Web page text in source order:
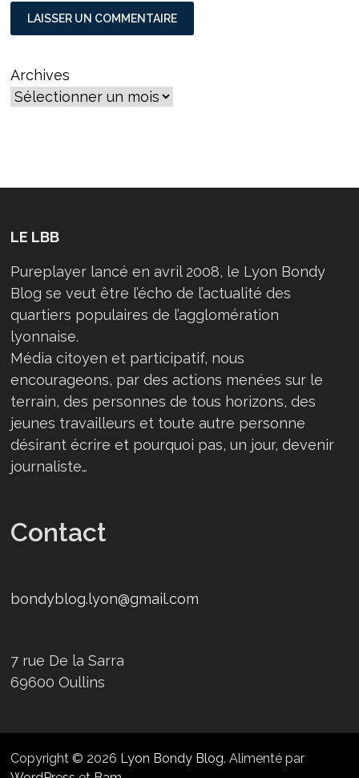
Archives
LE LBB
Pureplayer lancé en avril 2008, le Lyon Bondy
Blog se veut être l’écho de l’actualité des
quartiers populaires de l’agglomération
lyonnaise.
Média citoyen et participatif, nous
encourageons, par des actions menées sur le
terrain, des personnes de tous horizons, des
jeunes travailleurs et toute autre personne
désirant écrire et pourquoi pas, un jour, devenir
journaliste…
Contact
bondyblog.lyon@gmail.com
7 rue De la Sarra
69600 Oullins
Copyright © 2026 Lyon Bondy Blog. Alimenté par